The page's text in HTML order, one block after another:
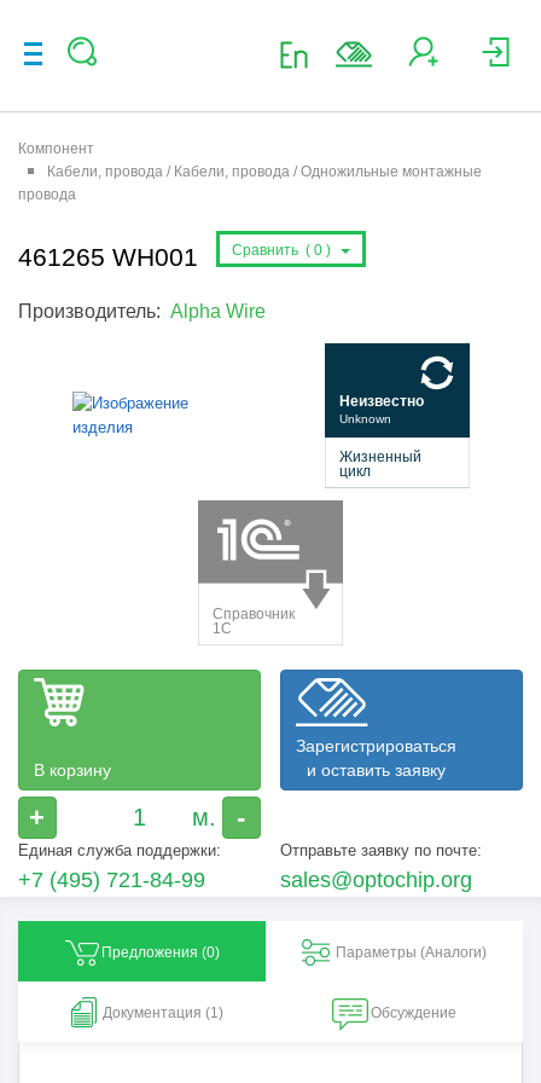
Компонент
Кабели, провода / Кабели, провода / Одножильные монтажные
провода
461265 WH001 Сравнить ( 0 )
Производитель: Alpha Wire
В корзину
+ -
Зарегистрироваться
и оставить заявку
Единая служба поддержки:
+7 (495) 721-84-99
Отправьте заявку по почте:
sales@optochip.org
Предложения (0) Параметры (Aналоги)
Документация (1) Обсуждение